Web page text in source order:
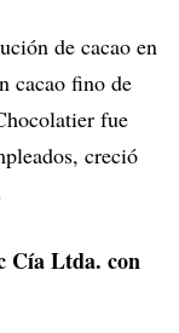
de cacao en
cacao fino de
fue
creció
Cía Ltda. con